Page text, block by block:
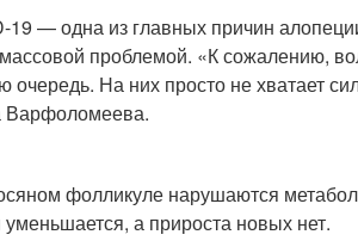
19 — одна из главных причин
проблемой. «К сожалению,
очередь. На них просто не хватает
Варфоломеева.
фолликуле нарушаются
а прироста новых нет.